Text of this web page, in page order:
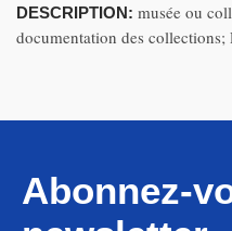
DESCRIPTION: musée ou
documentation des collections;
Abonnez-